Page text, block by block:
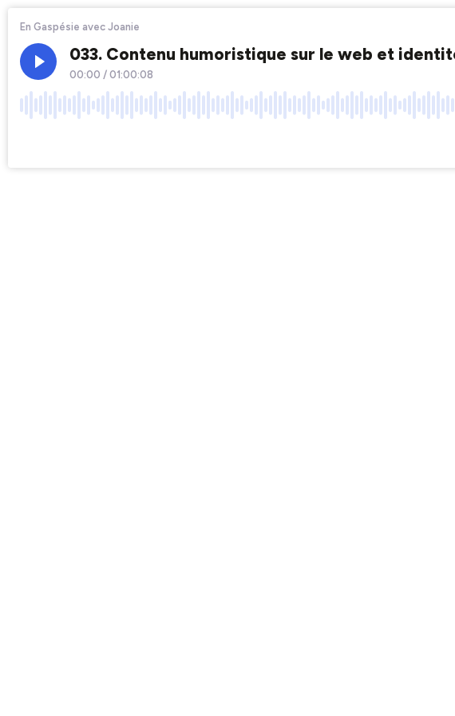
En Gaspésie avec Joanie
033. Contenu humoristique sur le web et
00:00 /01:00:08